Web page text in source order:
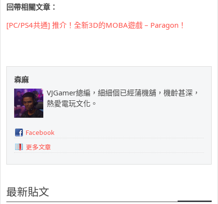
回帶相關文章：
[PC/PS4共通] 推介！全新3D的MOBA遊戲 – Paragon！
森麻
VJGamer總編，細細個已經蒲機舖，機齡甚深，
熱愛電玩文化。
Facebook
更多文章
最新貼文